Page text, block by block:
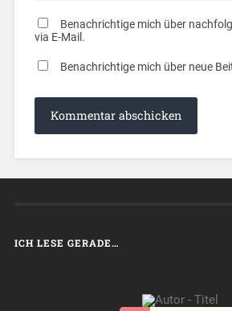
Benachrichtige mich über
via E-Mail.
Benachrichtige mich über neue
ICH LESE GERADE…